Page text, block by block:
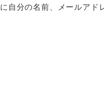
分の名前、メールアド